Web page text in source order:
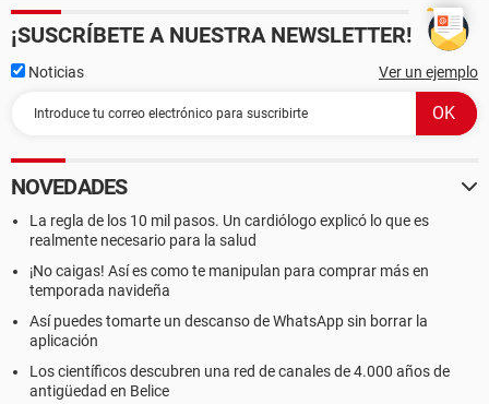
¡SUSCRÍBETE A NUESTRA NEWSLETTER!
Noticias Ver un ejemplo
NOVEDADES
La regla de los 10 mil pasos. Un cardiólogo explicó lo que es
realmente necesario para la salud
¡No caigas! Así es como te manipulan para comprar más en
temporada navideña
Así puedes tomarte un descanso de WhatsApp sin borrar la
aplicación
Los científicos descubren una red de canales de 4.000 años de
antigüedad en Belice